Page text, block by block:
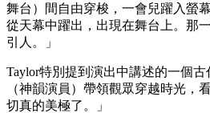
舞台）間自由穿梭，一會兒躍入螢
從天幕中躍出，出現在舞台上。那
引人。」
Taylor特別提到演出中講述的一個
（神韻演員）帶領觀眾穿越時光，
切真的美極了。」